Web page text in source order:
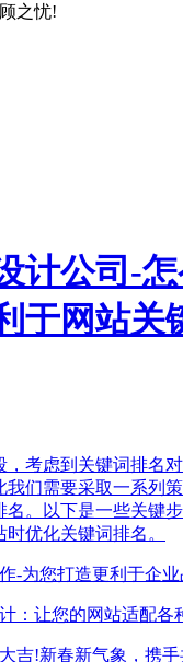
之忧!
计公司-
于网站关
，考虑到关键词排名
我们需要采取一系列
名。以下是一些关键
优化关键词排名。
-为您打造更利于企
：让您的网站适配各
吉!新春新气象，携